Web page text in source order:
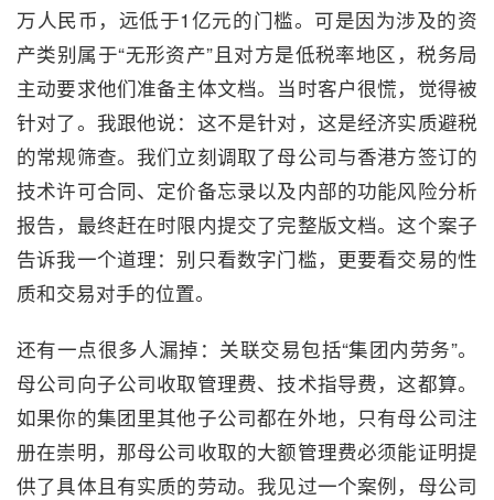
万人民币，远低于1亿元的门槛。可是因为涉及的资
产类别属于“无形资产”且对方是低税率地区，税务局
主动要求他们准备主体文档。当时客户很慌，觉得被
针对了。我跟他说：这不是针对，这是经济实质避税
的常规筛查。我们立刻调取了母公司与香港方签订的
技术许可合同、定价备忘录以及内部的功能风险分析
报告，最终赶在时限内提交了完整版文档。这个案子
告诉我一个道理：别只看数字门槛，更要看交易的性
质和交易对手的位置。
还有一点很多人漏掉：关联交易包括“集团内劳务”。
母公司向子公司收取管理费、技术指导费，这都算。
如果你的集团里其他子公司都在外地，只有母公司注
册在崇明，那母公司收取的大额管理费必须能证明提
供了具体且有实质的劳动。我见过一个案例，母公司